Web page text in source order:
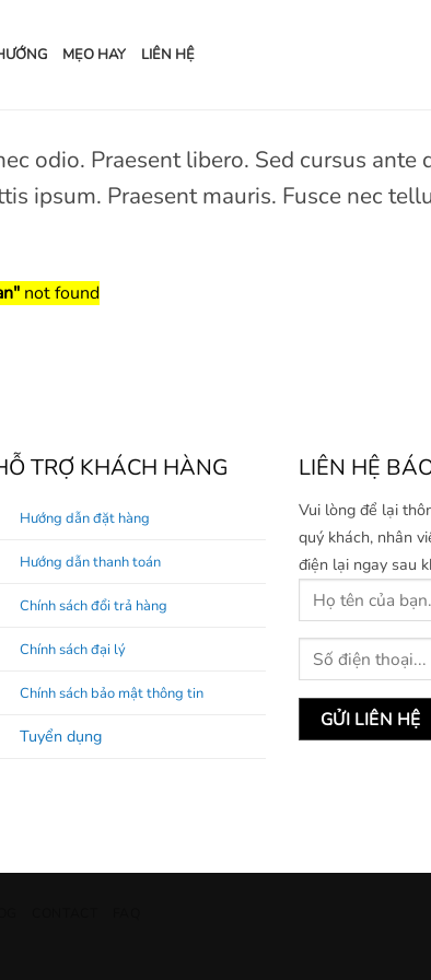
MẸO HAY LIÊN HỆ
odio. Praesent libero. Sed cursus ante
ipsum. Praesent mauris. Fusce nec
not found
TRỢ KHÁCH HÀNG
Hướng dẫn đặt hàng
Hướng dẫn thanh toán
Chính sách đổi trả hàng
Chính sách đại lý
Chính sách bảo mật thông tin
Tuyển dụng
LIÊN HỆ
Vui lòng để lại
quý khách, nhân
điện lại ngay sau